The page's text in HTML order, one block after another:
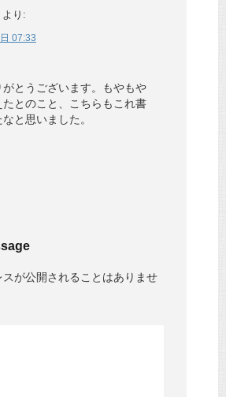
より:
07:33
がとうございます。もやもや
とのこと、こちらもこれ書
と思いました。
スが公開されることはありませ